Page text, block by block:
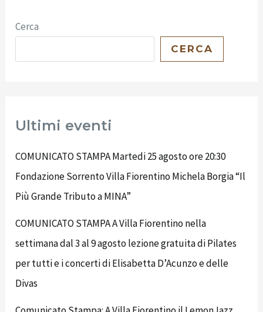
Cerca
CERCA
Ultimi eventi
COMUNICATO STAMPA Martedi 25 agosto ore 20:30
Fondazione Sorrento Villa Fiorentino Michela Borgia “Il
Più Grande Tributo a MINA”
COMUNICATO STAMPA A Villa Fiorentino nella
settimana dal 3 al 9 agosto lezione gratuita di Pilates
per tutti e i concerti di Elisabetta D’Acunzo e delle
Divas